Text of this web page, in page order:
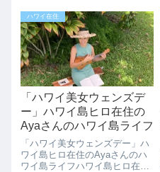
ハワイ在住
「ハワイ美女ウェンズデ
ー」ハワイ島ヒロ在住の
Ayaさんのハワイ島ライフ
「ハワイ美女ウェンズデー」ハ
ワイ島ヒロ在住のAyaさんのハ
ワイ島ライフハワイ島ヒロ在住